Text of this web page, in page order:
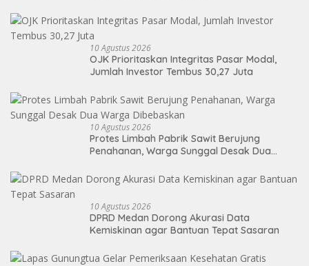
10 Agustus 2026
OJK Prioritaskan Integritas Pasar Modal,
Jumlah Investor Tembus 30,27 Juta
10 Agustus 2026
Protes Limbah Pabrik Sawit Berujung
Penahanan, Warga Sunggal Desak Dua
10 Agustus 2026
DPRD Medan Dorong Akurasi Data
Kemiskinan agar Bantuan Tepat Sasaran